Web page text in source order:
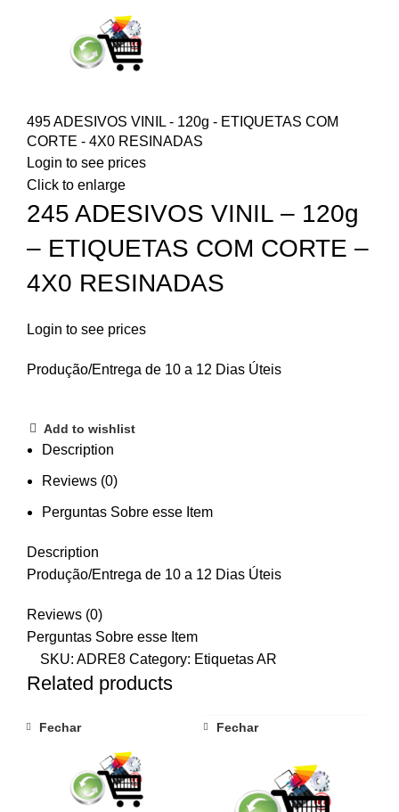
495 ADESIVOS VINIL - 120g - ETIQUETAS COM
CORTE - 4X0 RESINADAS
Login to see prices
Click to enlarge
245 ADESIVOS VINIL – 120g
– ETIQUETAS COM CORTE –
4X0 RESINADAS
Login to see prices
Produção/Entrega de 10 a 12 Dias Úteis
Add to wishlist
Description
Reviews (0)
Perguntas Sobre esse Item
Description
Produção/Entrega de 10 a 12 Dias Úteis
Reviews (0)
Perguntas Sobre esse Item
SKU: ADRE8 Category: Etiquetas AR
Related products
Fechar Fechar